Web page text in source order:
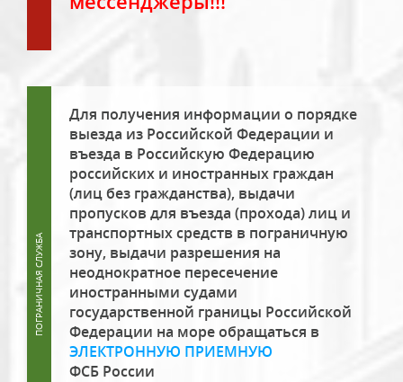
Для получения информации о порядке
выезда из Российской Федерации и
въезда в Российскую Федерацию
российских и иностранных граждан
(лиц без гражданства), выдачи
пропусков для въезда (прохода) лиц и
транспортных средств в пограничную
зону, выдачи разрешения на
неоднократное пересечение
иностранными судами
государственной границы Российской
Федерации на море обращаться в
ЭЛЕКТРОННУЮ ПРИЕМНУЮ
ФСБ России